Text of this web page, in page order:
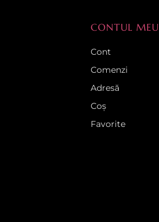
CONTUL MEU
Cont
Comenzi
Adresă
Coș
Favorite